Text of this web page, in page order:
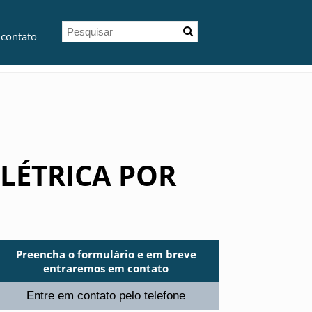
POR
Preencha o formulário e em breve
entraremos em contato
Entre em contato pelo telefone